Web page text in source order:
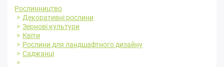
Рослинництво
Декоративні рослини
Зернові культури
Квіти
Рослини для ландшафтного дизайну
Саджанці